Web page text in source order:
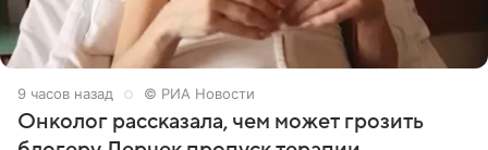
9 часов назад © РИА Новости
Онколог рассказала, чем может грозить